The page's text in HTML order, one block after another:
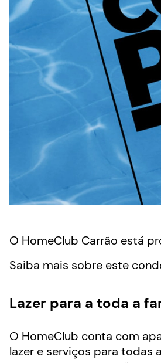
O HomeClub Carrão está
Saiba mais sobre este
Lazer para a toda a
O HomeClub conta com
lazer e serviços para todas